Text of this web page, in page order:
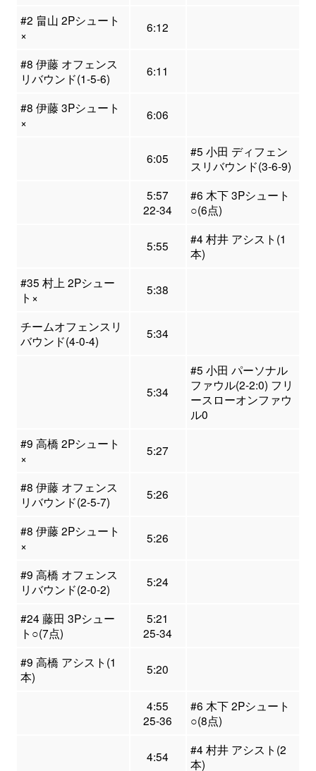
#2 畠山 2Pシュート
×
6:12
#8 伊藤 オフェンス
リバウンド(1-5-6)
6:11
#8 伊藤 3Pシュート
×
6:06
6:05
#5 小田 ディフェン
スリバウンド(3-6-9)
5:57
22-34
#6 木下 3Pシュート
○(6点)
5:55
#4 村井 アシスト(1
本)
#35 村上 2Pシュー
ト×
5:38
チームオフェンスリ
バウンド(4-0-4)
5:34
5:34
#5 小田 パーソナル
ファウル(2-2:0) フリ
ースローオンファウ
ル0
#9 高橋 2Pシュート
×
5:27
#8 伊藤 オフェンス
リバウンド(2-5-7)
5:26
#8 伊藤 2Pシュート
×
5:26
#9 高橋 オフェンス
リバウンド(2-0-2)
5:24
#24 藤田 3Pシュー
ト○(7点)
5:21
25-34
#9 高橋 アシスト(1
本)
5:20
4:55
25-36
#6 木下 2Pシュート
○(8点)
4:54
#4 村井 アシスト(2
本)